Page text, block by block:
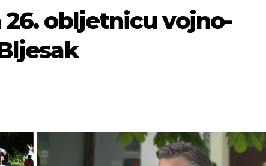
obljetnicu vojno-